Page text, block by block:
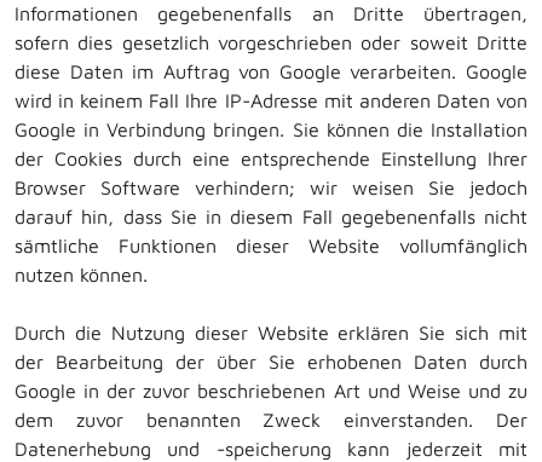
Informationen gegebenenfalls an Dritte übertragen,
sofern dies gesetzlich vorgeschrieben oder soweit Dritte
diese Daten im Auftrag von Google verarbeiten. Google
wird in keinem Fall Ihre IP-Adresse mit anderen Daten von
Google in Verbindung bringen. Sie können die Installation
der Cookies durch eine entsprechende Einstellung Ihrer
Browser Software verhindern; wir weisen Sie jedoch
darauf hin, dass Sie in diesem Fall gegebenenfalls nicht
sämtliche Funktionen dieser Website vollumfänglich
nutzen können.
Durch die Nutzung dieser Website erklären Sie sich mit
der Bearbeitung der über Sie erhobenen Daten durch
Google in der zuvor beschriebenen Art und Weise und zu
dem zuvor benannten Zweck einverstanden. Der
Datenerhebung und -speicherung kann jederzeit mit